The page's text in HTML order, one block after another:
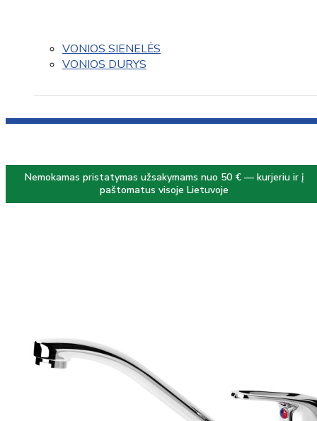
VONIOS SIENELĖS
VONIOS DURYS
Nemokamas pristatymas užsakymams nuo 50 € — kurjeriu ir į
paštomatus visoje Lietuvoje